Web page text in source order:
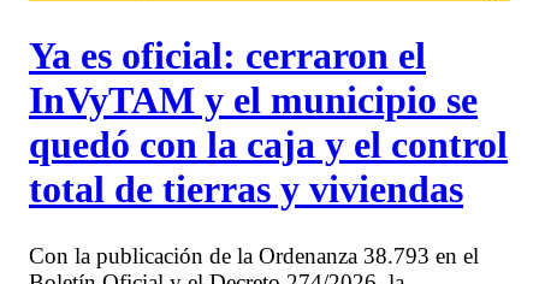
Ya es oficial: cerraron el
InVyTAM y el municipio se
quedó con la caja y el control
total de tierras y viviendas
Con la publicación de la Ordenanza 38.793 en el